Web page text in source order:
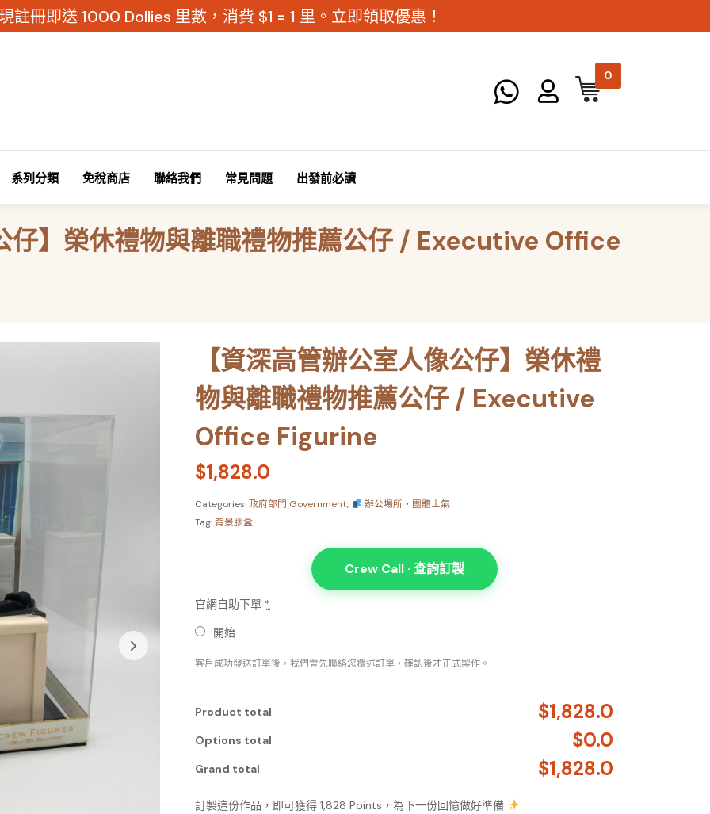
註冊即送 1000 Dollies 里數，消費 $1 = 1 里。立即領取優惠！
0
系列分類 免稅商店 聯絡我們 常見問題 出發前必讀
仔】榮休禮物與離職禮物推薦公仔 / Executive Office
【資深高管辦公室人像公仔】榮休禮
物與離職禮物推薦公仔 / Executive
Office Figurine
$1,828.0
Categories:政府部門 Government,
辦公場所・團體士氣
Tag:背景膠盒
Crew Call · 查詢訂製
官網自助下單 *
開始
客戶成功發送訂單後，我們會先聯絡您覆述訂單，確認後才正式製作。
Product total $1,828.0
Options total $0.0
Grand total $1,828.0
訂製這份作品，即可獲得 1,828 Points，為下一份回憶做好準備